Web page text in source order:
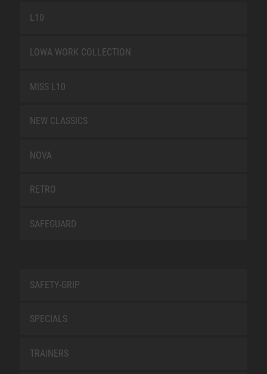
L10
LOWA WORK COLLECTION
MISS L10
NEW CLASSICS
NOVA
RETRO
SAFEGUARD
SAFETY-GRIP
SPECIALS
TRAINERS